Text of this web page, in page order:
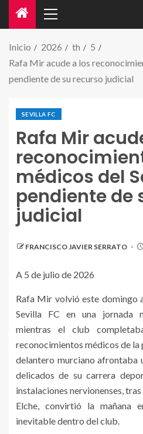
Inicio 2026 th
5
Rafa Mir acude a los
pendiente de su recurso judicial
SEVILLA FC
Rafa Mir
médicos del
pendiente de
judicial
FRANCISCO JAVIER SERRATO
A 5 de julio de 2026
Rafa Mir volvió este domingo
Sevilla FC en una jornada
mientras el club
reconocimientos médicos de
delantero murciano afrontaba
delicados de su carrera
instalaciones nervionenses,
Elche, convirtió la mañana
inevitable dentro del club.